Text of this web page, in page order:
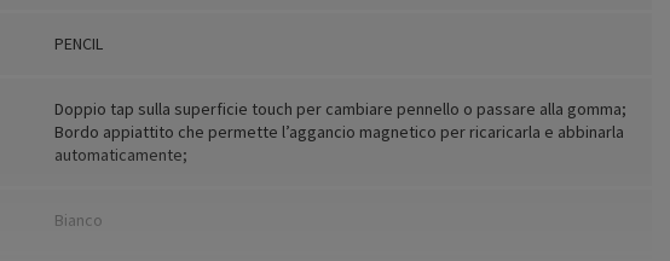
PENCIL
Doppio tap sulla superficie touch per cambiare pennello o passare alla gomma;
Bordo appiattito che permette l’aggancio magnetico per ricaricarla e abbinarla
automaticamente;
Bianco